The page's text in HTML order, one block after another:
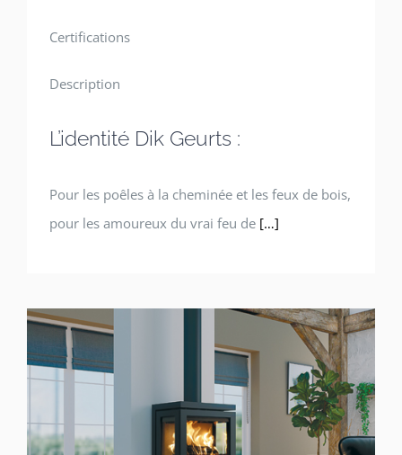
Certifications
Description
L’identité Dik Geurts :
Pour les poêles à la cheminée et les feux de bois,
pour les amoureux du vrai feu de […]